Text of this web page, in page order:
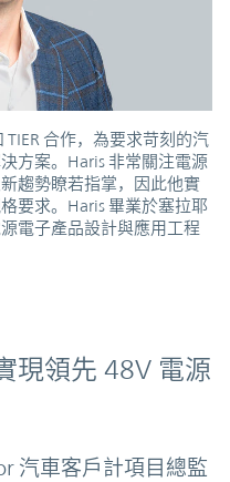
合作，為要求苛刻的汽
方案。Haris 非常關注電源
趨勢瞭若指掌，因此他實
要求。Haris 畢業於塞拉耶
電子產品設計與應用工程
現領先 48V 電源
汽車客戶計項目總監